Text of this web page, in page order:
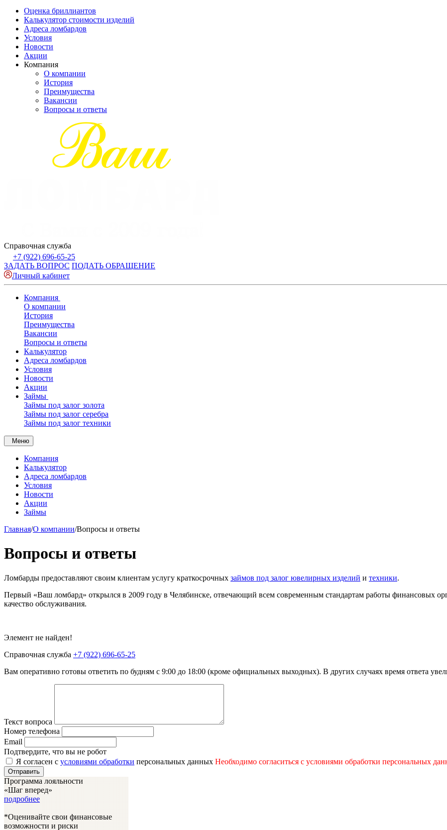
Оценка бриллиантов
Калькулятор стоимости изделий
Адреса ломбардов
Условия
Новости
Акции
Компания
О компании
История
Преимущества
Вакансии
Вопросы и ответы
Справочная служба
+7 (922) 696-65-25
ЗАДАТЬ ВОПРОС ПОДАТЬ ОБРАЩЕНИЕ
Личный кабинет
Компания
О компании
История
Преимущества
Вакансии
Вопросы и ответы
Калькулятор
Адреса ломбардов
Условия
Новости
Акции
Займы
Займы под залог золота
Займы под залог серебра
Займы под залог техники
Меню
Компания
Калькулятор
Адреса ломбардов
Условия
Новости
Акции
Займы
Главная/О компании/Вопросы и ответы
Вопросы и ответы
Ломбарды предоставляют своим клиентам услугу краткосрочных займов под залог ювелирных изделий и техники.
Первый «Ваш ломбард» открылся в 2009 году в Челябинске, отвечающий всем современным стандартам работы финансовых
качество обслуживания.
Элемент не найден!
Справочная служба +7 (922) 696-65-25
Вам оперативно готовы ответить по будням с 9:00 до 18:00 (кроме официальных выходных). В других случаях время ответа
Текст вопроса
Номер телефона
Email
Подтвердите, что вы не робот
Я согласен с условиями обработки персональных данных Необходимо согласиться с условиями обработки персональных
Отправить
Программа лояльности
«Шаг вперед»
подробнее
*Оценивайте свои финансовые
возможности и риски